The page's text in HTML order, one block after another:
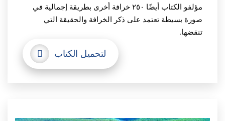
مؤلفو الكتاب أيضًا ٢٥٠ خرافة أخرى بطريقة إجمالية في
صورة بسيطة تعتمد على ذكر الخرافة والحقيقة التي
تنقضها.
لتحميل الكتاب